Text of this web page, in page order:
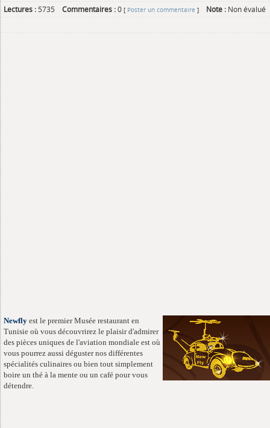
Lectures :5735 Commentaires :0 [ Poster un commentaire ] Note : Non évalué
Newfly est le premier Musée restaurant en
Tunisie où vous découvrirez le plaisir d'admirer
des pièces uniques de l'aviation mondiale est où
vous pourrez aussi déguster nos différentes
spécialités culinaires ou bien tout simplement
boire un thé à la mente ou un café pour vous
détendre.